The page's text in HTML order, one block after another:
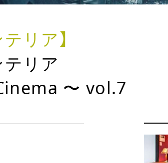
リア】
リア
〜 vol.7